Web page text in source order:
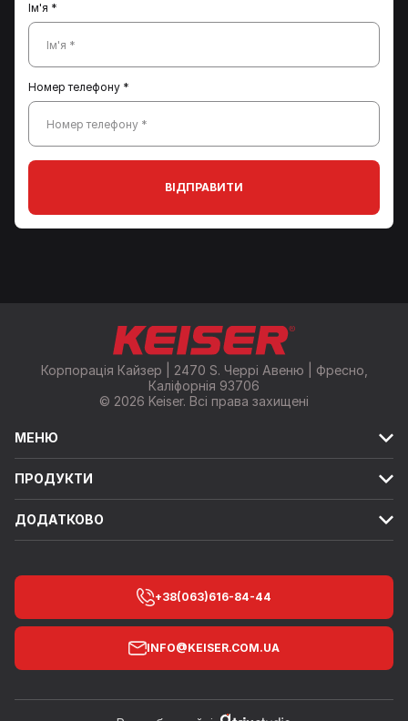
Ім'я *
Ім'я *
Номер телефону *
Номер телефону *
ВІДПРАВИТИ
Корпорація Кайзер | 2470 S. Черрі Авеню | Фресно,
Каліфорнія 93706
© 2026 Keiser. Всі права захищені
МЕНЮ
ПРОДУКТИ
ДОДАТКОВО
+38(063)616-84-44
INFO@KEISER.COM.UA